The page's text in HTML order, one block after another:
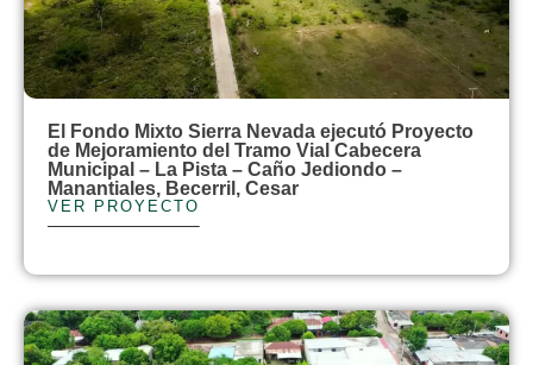
El Fondo Mixto Sierra Nevada ejecutó Proyecto
de Mejoramiento del Tramo Vial Cabecera
Municipal – La Pista – Caño Jediondo –
Manantiales, Becerril, Cesar
VER PROYECTO